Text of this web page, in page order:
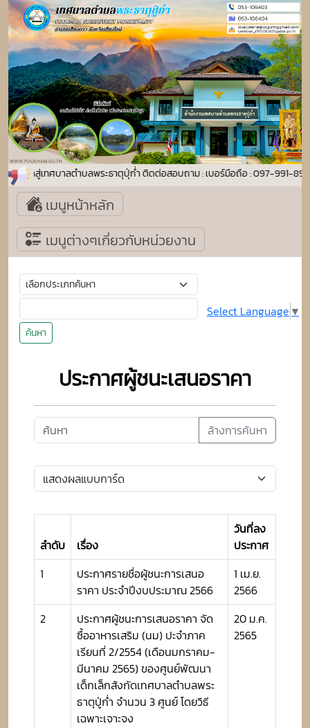
เข้าสู่เทศบาลตำบลพระธาตุปุ่ก่ำ ติดต่อสอบถาม : เบอร์มือถือ : 097-991-
เมนูหน้าหลัก
เมนูต่างๆเกี่ยวกับหน่วยงาน
ค้นหา
Select Language ▼
ประกาศผู้ชนะเสนอราคา
ล้างการค้นหา
ลำดับ เรื่อง
วันที่ลง
ประกาศ
1
ประกาศรายชื่อผู้ชนะการเสนอ
ราคา ประจำปีงบประมาณ 2566
1 เม.ย.
2566
2
ประกาศผู้ชนะการเสนอราคา จัด
ซื้ออาหารเสริม (นม) ปะจำภาค
เรียนที่ 2/2554 (เดือนมกราคม-
มีนาคม 2565) ของศูนย์พัฒนา
เด็กเล็กสังกัดเทศบาลตำบลพระ
ธาตุปู่ก่ำ จำนวน 3 ศูนย์ โดยวิธี
เฉพาะเจาะจง
20 ม.ค.
2565